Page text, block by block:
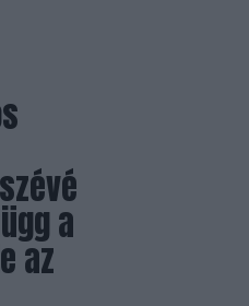
a
az